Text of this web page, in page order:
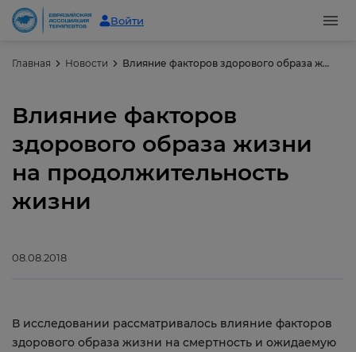
Войти
Главная Новости Влияние факторов здорового образа жизни на продолжительность жизни
Влияние факторов
здорового образа жизни
на продолжительность
жизни
08.08.2018
В исследовании рассматривалось влияние факторов
здорового образа жизни на смертность и ожидаемую